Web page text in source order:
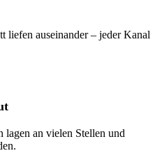
liefen auseinander – jeder Kanal
lagen an vielen Stellen und